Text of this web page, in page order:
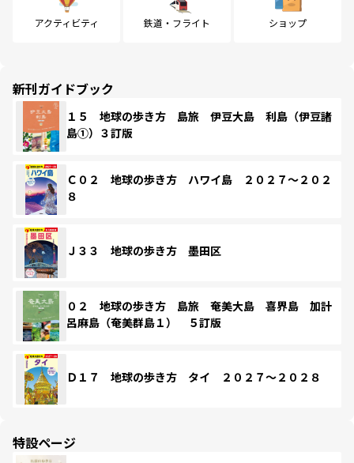
アクティビティ 鉄道・フライト ショップ
新刊ガイドブック
１５ 地球の歩き方 島旅 伊豆大島 利島（伊豆諸
島①）３訂版
Ｃ０２ 地球の歩き方 ハワイ島 ２０２７～２０２
８
Ｊ３３ 地球の歩き方 墨田区
０２ 地球の歩き方 島旅 奄美大島 喜界島 加計
呂麻島（奄美群島１） ５訂版
Ｄ１７ 地球の歩き方 タイ ２０２７～２０２８
特設ページ